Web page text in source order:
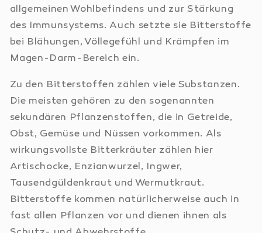
allgemeinen Wohlbefindens und zur Stärkung
des Immunsystems. Auch setzte sie Bitterstoffe
bei Blähungen, Völlegefühl und Krämpfen im
Magen-Darm-Bereich ein.
Zu den Bitterstoffen zählen viele Substanzen.
Die meisten gehören zu den sogenannten
sekundären Pflanzenstoffen, die in Getreide,
Obst, Gemüse und Nüssen vorkommen. Als
wirkungsvollste Bitterkräuter zählen hier
Artischocke, Enzianwurzel, Ingwer,
Tausendgüldenkraut und Wermutkraut.
Bitterstoffe kommen natürlicherweise auch in
fast allen Pflanzen vor und dienen ihnen als